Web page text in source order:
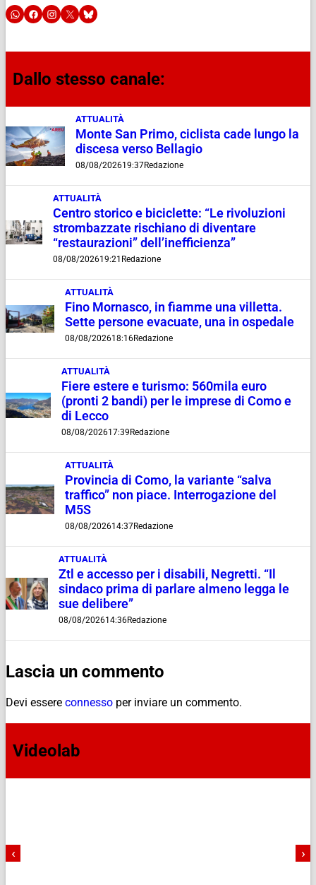
Dallo stesso canale:
ATTUALITÀ
Monte San Primo, ciclista cade lungo la
discesa verso Bellagio
08/08/202619:37Redazione
ATTUALITÀ
Centro storico e biciclette: “Le rivoluzioni
strombazzate rischiano di diventare
“restaurazioni” dell’inefficienza”
08/08/202619:21 Redazione
ATTUALITÀ
Fino Mornasco, in fiamme una villetta.
Sette persone evacuate, una in ospedale
08/08/202618:16Redazione
ATTUALITÀ
Fiere estere e turismo: 560mila euro
(pronti 2 bandi) per le imprese di Como e
di Lecco
08/08/202617:39 Redazione
ATTUALITÀ
Provincia di Como, la variante “salva
traffico” non piace. Interrogazione del
M5S
08/08/202614:37Redazione
ATTUALITÀ
Ztl e accesso per i disabili, Negretti. “Il
sindaco prima di parlare almeno legga le
sue delibere”
08/08/202614:36Redazione
Lascia un commento
Devi essere connesso per inviare un commento.
Videolab
‹ ›